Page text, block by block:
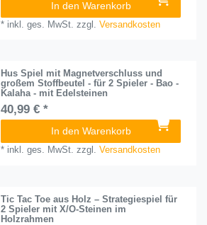
In den Warenkorb
* inkl. ges. MwSt. zzgl.Versandkosten
Hus Spiel mit Magnetverschluss und
großem Stoffbeutel - für 2 Spieler - Bao -
Kalaha - mit Edelsteinen
40,99 € *
In den Warenkorb
* inkl. ges. MwSt. zzgl.Versandkosten
Tic Tac Toe aus Holz – Strategiespiel für
2 Spieler mit X/O-Steinen im
Holzrahmen